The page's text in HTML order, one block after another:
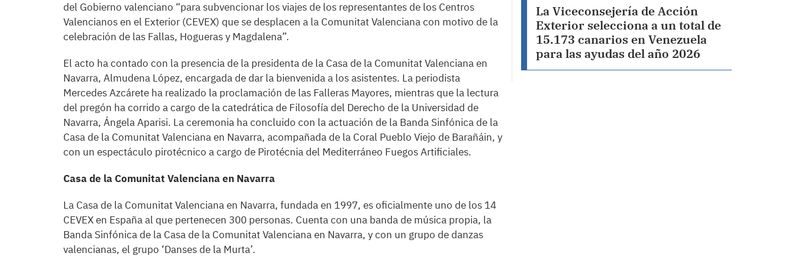
del Gobierno valenciano “para subvencionar los viajes de los representantes de los Centros
Valencianos en el Exterior (CEVEX) que se desplacen a la Comunitat Valenciana con motivo de la
celebración de las Fallas, Hogueras y Magdalena”.
El acto ha contado con la presencia de la presidenta de la Casa de la Comunitat Valenciana en
Navarra, Almudena López, encargada de dar la bienvenida a los asistentes. La periodista
Mercedes Azcárete ha realizado la proclamación de las Falleras Mayores, mientras que la lectura
del pregón ha corrido a cargo de la catedrática de Filosofía del Derecho de la Universidad de
Navarra, Ángela Aparisi. La ceremonia ha concluido con la actuación de la Banda Sinfónica de la
Casa de la Comunitat Valenciana en Navarra, acompañada de la Coral Pueblo Viejo de Barañáin, y
con un espectáculo pirotécnico a cargo de Pirotécnia del Mediterráneo Fuegos Artificiales.
Casa de la Comunitat Valenciana en Navarra
La Casa de la Comunitat Valenciana en Navarra, fundada en 1997, es oficialmente uno de los 14
CEVEX en España al que pertenecen 300 personas. Cuenta con una banda de música propia, la
Banda Sinfónica de la Casa de la Comunitat Valenciana en Navarra, y con un grupo de danzas
valencianas, el grupo ‘Danses de la Murta’.
La Viceconsejería de Acción
Exterior selecciona a un total de
15.173 canarios en Venezuela
para las ayudas del año 2026